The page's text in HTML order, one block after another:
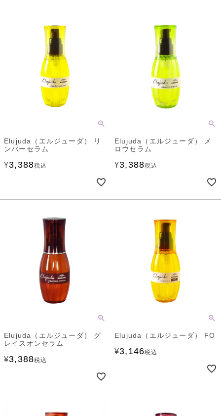
Elujuda（エルジューダ） リ
ンバーセラム
¥3,388税込
Elujuda（エルジューダ） メ
ロウセラム
¥3,388税込
Elujuda（エルジューダ） グ
レイスオンセラム
¥3,388税込
Elujuda（エルジューダ） FO
¥3,146税込